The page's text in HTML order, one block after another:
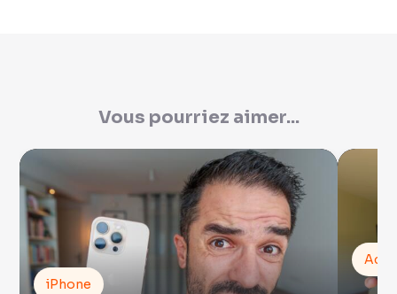
Vous pourriez aimer...
iPhone